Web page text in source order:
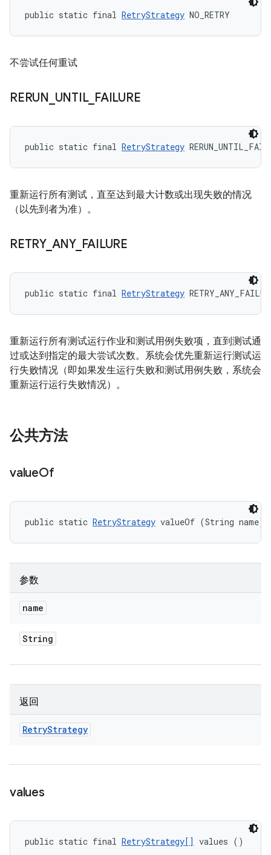
public static final RetryStrategy NO_RETRY
不尝试任何重试
RERUN UNTIL_ FAILURE
public static final RetryStrategy
重新运行所有测试，直至达到最大计数或出现失败的情况
（以先到者为准）。
RETRY_ ANY_ FAILURE
public static final RetryStrategy
重新运行所有测试运行作业和测试用例失败项，直到测试通
过或达到指定的最大尝试次数。系统会优先重新运行测试运
行失败情况（即如果发生运行失败和测试用例失败，系统会
重新运行运行失败情况）。
公共方法
valueOf
public static RetryStrategy valueOf (String name)
参数
name
String
返回
RetryStrategy
values
public static final RetryStrategy[] values ()